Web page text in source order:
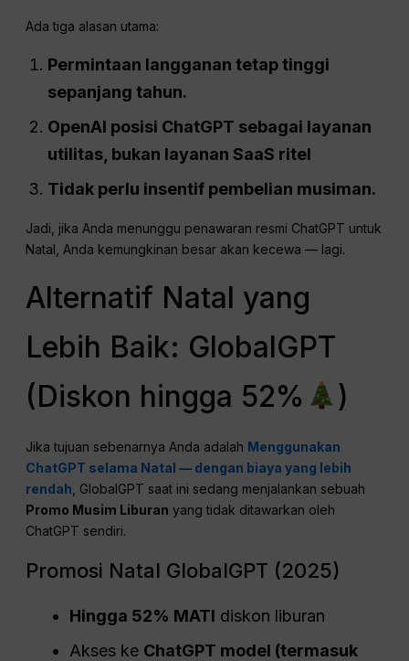
Ada tiga alasan utama:
Permintaan langganan tetap tinggi
sepanjang tahun.
OpenAI posisi ChatGPT sebagai layanan
utilitas, bukan layanan SaaS ritel
Tidak perlu insentif pembelian musiman.
Jadi, jika Anda menunggu penawaran resmi ChatGPT untuk
Natal, Anda kemungkinan besar akan kecewa — lagi.
Alternatif Natal yang
Lebih Baik: GlobalGPT
(Diskon hingga 52%
)
Jika tujuan sebenarnya Anda adalah Menggunakan
ChatGPT selama Natal — dengan biaya yang lebih
rendah , GlobalGPT saat ini sedang menjalankan sebuah
Promo Musim Liburan yang tidak ditawarkan oleh
ChatGPT sendiri.
Promosi Natal GlobalGPT (2025)
Hingga 52% MATI diskon liburan
Akses ke ChatGPT model (termasuk